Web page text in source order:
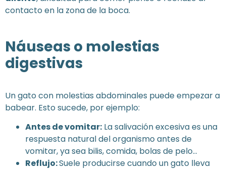
contacto en la zona de la boca.
Náuseas o molestias
digestivas
Un gato con molestias abdominales puede empezar a
babear. Esto sucede, por ejemplo:
Antes de vomitar: La salivación excesiva es una
respuesta natural del organismo antes de
vomitar, ya sea bilis, comida, bolas de pelo…
Reflujo:Suele producirse cuando un gato lleva